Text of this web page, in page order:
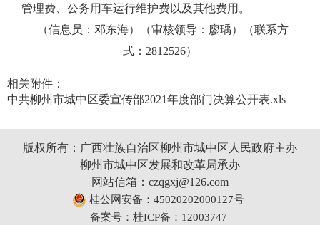
管理费、公务用车运行维护费以及其他费用。
（信息员：邓东海）（审核领导：廖瑀）（联系方
式：2812526）
相关附件：
中共柳州市城中区委宣传部2021年度部门决算公开表.xls
版权所有：广西壮族自治区柳州市城中区人民政府主办
柳州市城中区发展和改革局承办
网站信箱：czqgxj@126.com
桂公网安备：45020202000127号
备案号：桂ICP备：12003747